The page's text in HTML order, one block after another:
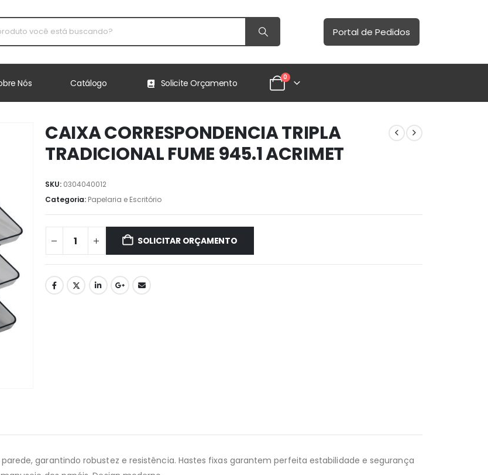
Portal de Pedidos
Nós Catálogo Solicite Orçamento
0
CAIXA CORRESPONDENCIA TRIPLA
TRADICIONAL FUME 945.1 ACRIMET
SKU: 0304040012
Categoria: Papelaria e Escritório
SOLICITAR ORÇAMENTO
garantindo robustez e resistência. Hastes fixas garantem perfeita estabilidade e segurança